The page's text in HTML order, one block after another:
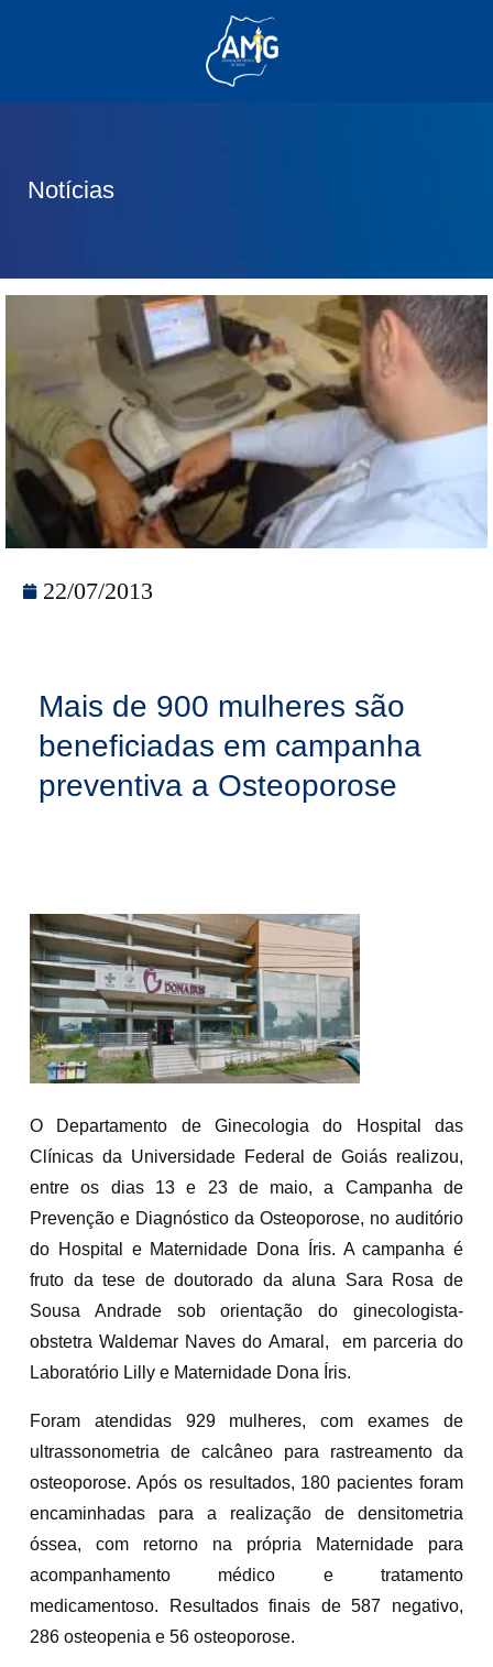
Notícias
22/07/2013
Mais de 900 mulheres são
beneficiadas em campanha
preventiva a Osteoporose
O Departamento de Ginecologia do Hospital das
Clínicas da Universidade Federal de Goiás realizou,
entre os dias 13 e 23 de maio, a Campanha de
Prevenção e Diagnóstico da Osteoporose, no auditório
do Hospital e Maternidade Dona Íris. A campanha é
fruto da tese de doutorado da aluna Sara Rosa de
Sousa Andrade sob orientação do ginecologista-
obstetra Waldemar Naves do Amaral, em parceria do
Laboratório Lilly e Maternidade Dona Íris.
Foram atendidas 929 mulheres, com exames de
ultrassonometria de calcâneo para rastreamento da
osteoporose. Após os resultados, 180 pacientes foram
encaminhadas para a realização de densitometria
óssea, com retorno na própria Maternidade para
acompanhamento médico e tratamento
medicamentoso. Resultados finais de 587 negativo,
286 osteopenia e 56 osteoporose.